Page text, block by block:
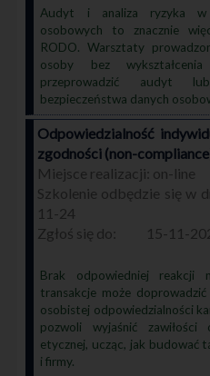
Audyt i analiza ryzyka w
osobowych to znacznie
RODO. Warsztaty
osoby bez
przeprowadzić audyt
bezpieczeństwa danych
Odpowiedzialność
zgodności (non-
on-line
11-24
15-11-
Brak odpowiedniej reakcji
transakcje może
osobistej odpowiedzialności
pozwoli wyjaśnić zawiłości
etycznej, ucząc, jak budować
i firmy.